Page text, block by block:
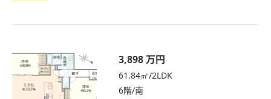
3,898 万円
61.84㎡/2LDK
6階/南